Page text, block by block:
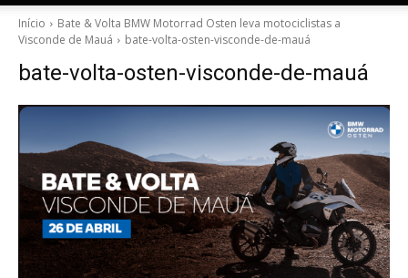
Início
Bate & Volta BMW Motorrad Osten leva motociclistas a
Visconde de Mauá
bate-volta-osten-visconde-de-mauá
bate-volta-osten-visconde-de-mauá